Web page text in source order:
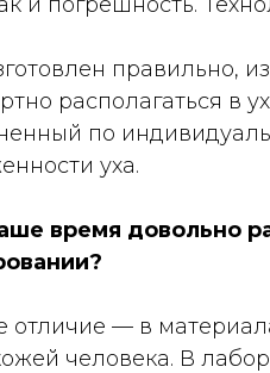
правильно,
располагаться в
по
уха.
время довольно
— в
человека. В